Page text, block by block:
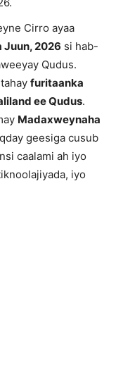
Cirro ayaa
Juun, 2026 si hab-
Qudus.
furitaanka
ee Qudus.
Madaxweynaha
geesiga cusub
caalami ah iyo
iyo